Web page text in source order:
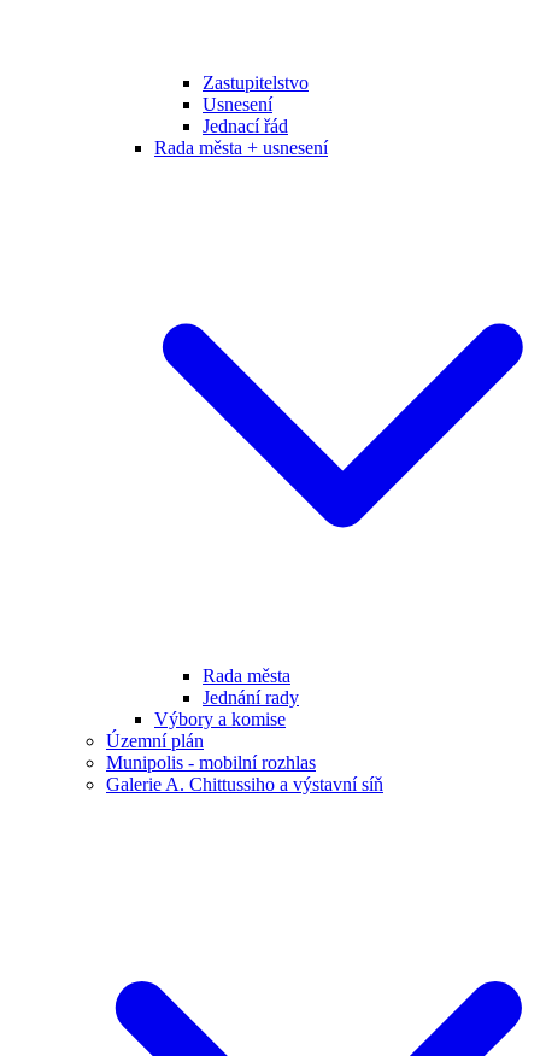
Zastupitelstvo
Usnesení
Jednací řád
Rada města + usnesení
Rada města
Jednání rady
Výbory a komise
Územní plán
Munipolis - mobilní rozhlas
Galerie A. Chittussiho a výstavní síň